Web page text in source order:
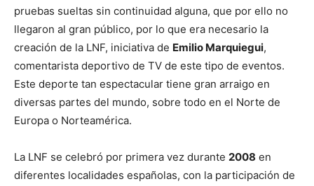
pruebas sueltas sin continuidad alguna, que por ello no
llegaron al gran público, por lo que era necesario la
creación de la LNF, iniciativa de Emilio Marquiegui,
comentarista deportivo de TV de este tipo de eventos.
Este deporte tan espectacular tiene gran arraigo en
diversas partes del mundo, sobre todo en el Norte de
Europa o Norteamérica.
La LNF se celebró por primera vez durante 2008 en
diferentes localidades españolas, con la participación de